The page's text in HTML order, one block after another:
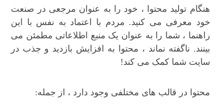
هنگام تولید محتوا ، خود را به عنوان مرجعی در صنعت
خود معرفی می کنید. مردم با اعتماد به نفس با این
راهنما ، شما را به عنوان یک منبع اطلاعاتی مطمئن می
بینند. ناگفته نماند ، محتوا به افزایش بازدید و جذب در
سایت شما کمک می کند!
محتوا در قالب های مختلفی وجود دارد ، از جمله: